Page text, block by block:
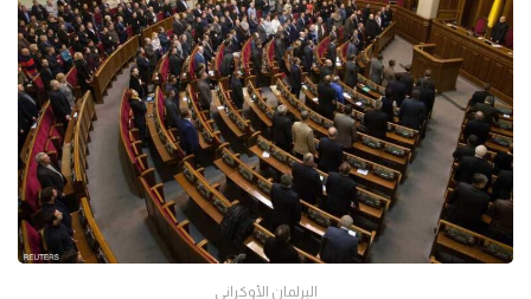
البرلمان الأوكراني